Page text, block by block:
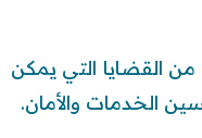
القضايا التي يمكن
الخدمات والأمان.